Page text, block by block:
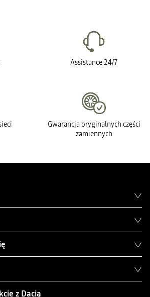
Assistance 24/7
Gwarancja oryginalnych części
zamiennych
z Dacią